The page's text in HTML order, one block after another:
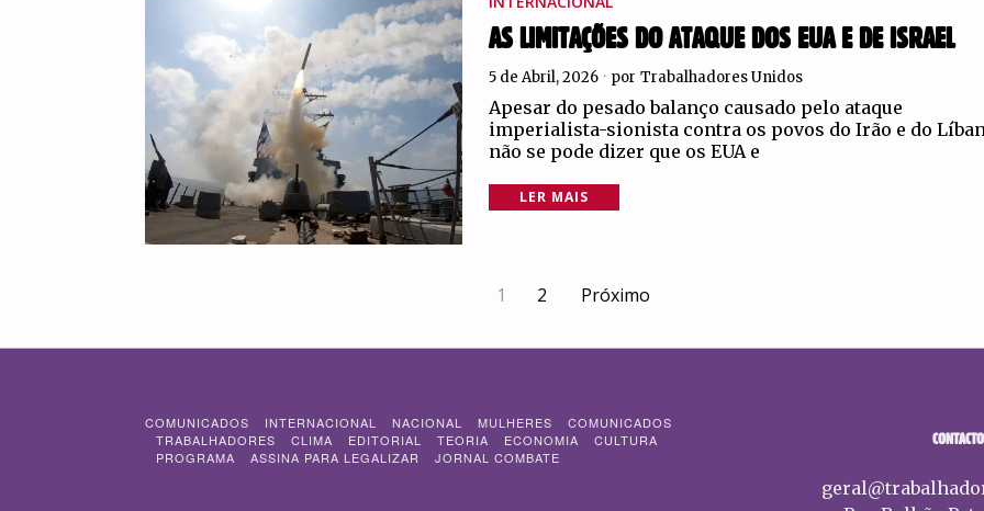
AS LIMITAÇÕES DO ATAQUE DOS EUA E DE ISRAEL
5 de Abril, 2026 por Trabalhadores Unidos
Apesar do pesado balanço causado pelo ataque
imperialista-sionista contra os povos do Irão e do
não se pode dizer que os EUA e
LER MAIS
1 2 Próximo
COMUNICADOS INTERNACIONAL NACIONAL MULHERES
COMUNICADOS
TRABALHADORES
CLIMA EDITORIAL TEORIA ECONOMIA
CULTURA
PROGRAMA
ASSINA PARA LEGALIZAR JORNAL COMBATE